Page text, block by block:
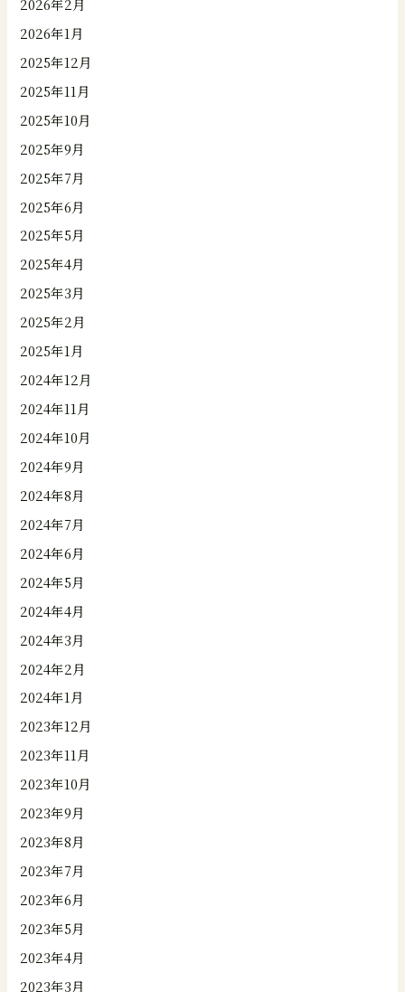
2026年2月
2026年1月
2025年12月
2025年11月
2025年10月
2025年9月
2025年7月
2025年6月
2025年5月
2025年4月
2025年3月
2025年2月
2025年1月
2024年12月
2024年11月
2024年10月
2024年9月
2024年8月
2024年7月
2024年6月
2024年5月
2024年4月
2024年3月
2024年2月
2024年1月
2023年12月
2023年11月
2023年10月
2023年9月
2023年8月
2023年7月
2023年6月
2023年5月
2023年4月
2023年3月